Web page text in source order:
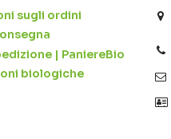
sugli ordini
| PaniereBio
biologiche